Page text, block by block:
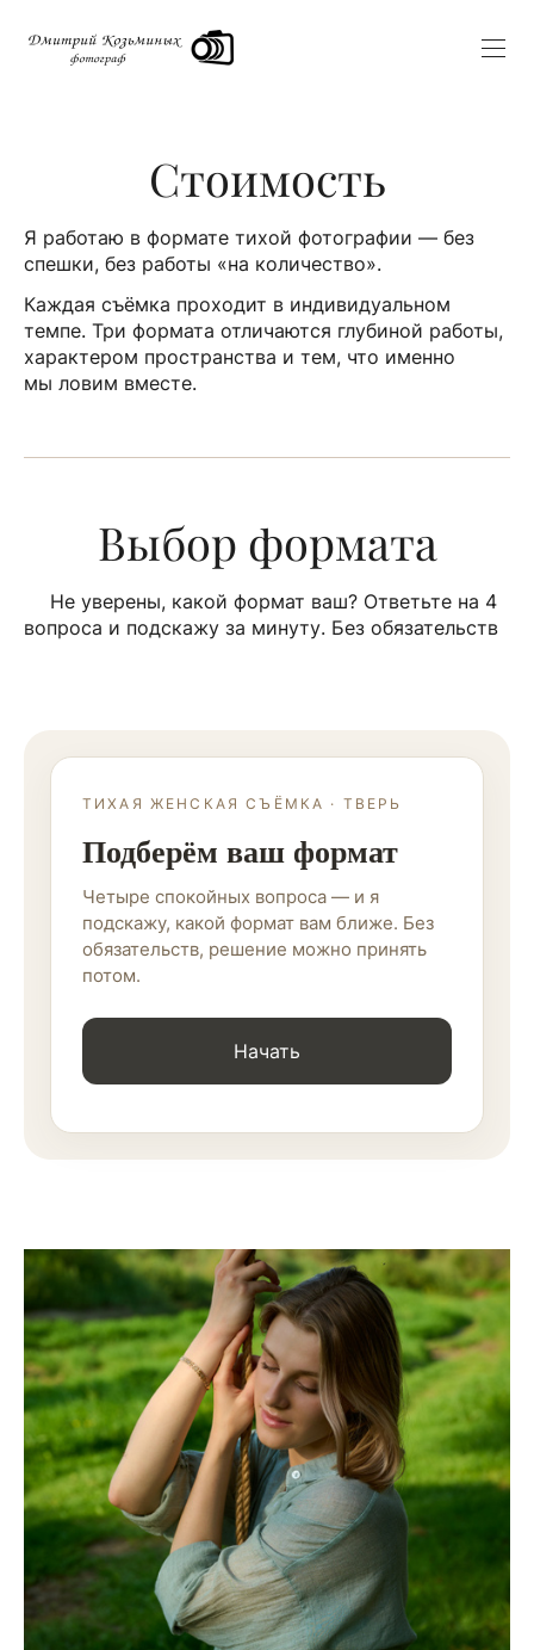
Стоимость
Я работаю в формате тихой фотографии — без
спешки, без работы «на количество».
Каждая съёмка проходит в индивидуальном
темпе. Три формата отличаются глубиной работы,
характером пространства и тем, что именно
мы ловим вместе.
Выбор формата
Не уверены, какой формат ваш? Ответьте на 4
вопроса и подскажу за минуту. Без обязательств
ТИХАЯ ЖЕНСКАЯ СЪЁМКА · ТВЕРЬ
Подберём ваш формат
Четыре спокойных вопроса — и я
подскажу, какой формат вам ближе. Без
обязательств, решение можно принять
потом.
Начать